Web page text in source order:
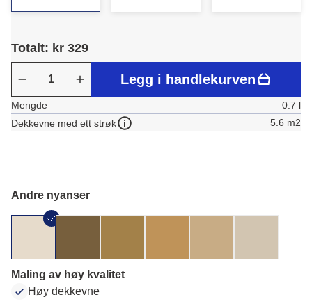
Totalt: kr 329
Legg i handlekurven
Mengde
0.7 l
Dekkevne med ett strøk
5.6 m2
Andre nyanser
Maling av høy kvalitet
Høy dekkevne